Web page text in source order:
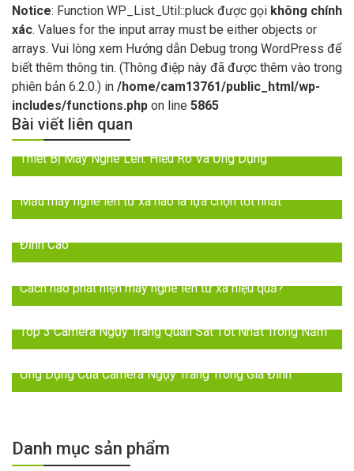
Notice: Function WP_List_Util::pluck được gọi không chính
xác. Values for the input array must be either objects or
arrays. Vui lòng xem Hướng dẫn Debug trong WordPress để
biết thêm thông tin. (Thông điệp này đã được thêm vào trong
phiên bản 6.2.0.) in /home/cam13761/public_html/wp-
includes/functions.php on line 5865
Bài viết liên quan
Thiết Bị Máy Nghe Lén: Hiểu Rõ Và Ứng Dụng
Mẫu máy nghe lén từ xa nào là lựa chọn tốt nhất
Đỉnh Cao
Cách nào phát hiện máy nghe lén từ xa hiệu quả?
Top 3 Camera Ngụy Trang Quan Sát Tốt Nhất Trong Năm
Ứng Dụng Của Camera Ngụy Trang Trong Gia Đình
Danh mục sản phẩm